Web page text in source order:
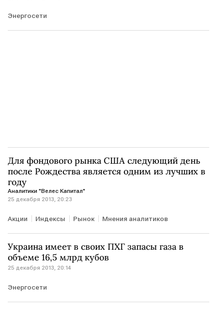
Энергосети
Для фондового рынка США следующий день
после Рождества является одним из лучших в
году
Аналитики "Велес Капитал"
25 декабря 2013, 20:23
Акции Индексы Рынок Мнения аналитиков
Украина имеет в своих ПХГ запасы газа в
объеме 16,5 млрд кубов
25 декабря 2013, 20:14
Энергосети